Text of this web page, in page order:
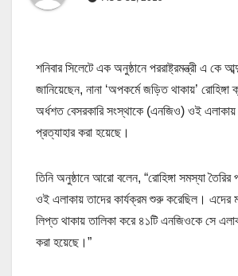
শনিবার সিলেটে এক অনুষ্ঠানে পররাষ্ট্রমন্ত্রী এ কে
জানিয়েছেন, নানা ‘অপকর্মে জড়িত থাকায়’ রোহিঙ্গা
অর্ধশত বেসরকারি সংস্থাকে (এনজিও) ওই
প্রত্যাহার করা হয়েছে।
তিনি অনুষ্ঠানে আরো বলেন, “রোহিঙ্গা সমস্যা
ওই এলাকায় তাদের কার্যক্রম শুরু করেছিল। এদের
লিপ্ত থাকায় তালিকা করে ৪১টি এনজিওকে সে
করা হয়েছে।”